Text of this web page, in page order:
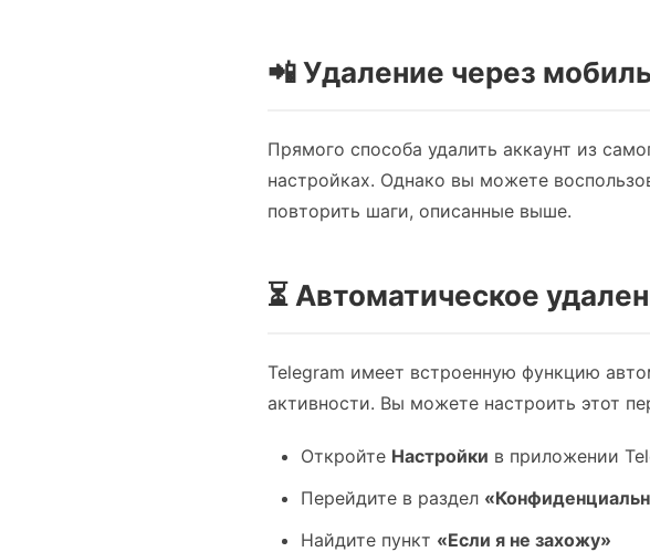
📲 Удаление через
Прямого способа удалить аккаунт из
настройках. Однако вы можете
повторить шаги, описанные выше.
⏳ Автоматическое
Telegram имеет встроенную функцию
активности. Вы можете настроить этот
Откройте Настройки в приложении
Перейдите в раздел
Найдите пункт «Если я не захожу»